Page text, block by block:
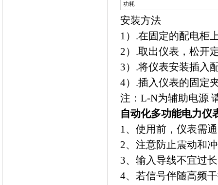
功耗
安装方法
1）.在固定的配电柜
2）.取出仪表，松开
3）.将仪表安装插入
4）.插入仪表的固定
注：L-N为辅助电源
自动化多功能电力仪
1、使用前，仪表需
2、注意防止震动和
3、输入导线不宜过
4、若信号伴随高频